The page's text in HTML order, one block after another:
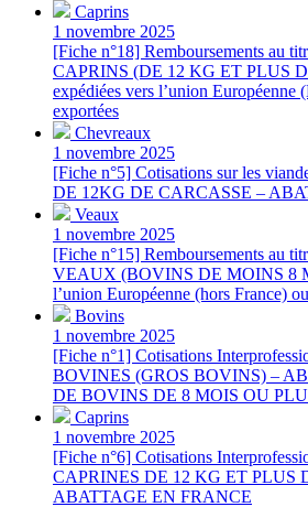
Caprins
1 novembre 2025
[Fiche n°18] Remboursements au
CAPRINS (DE 12 KG ET PLUS
expédiées vers l’union Européenne
exportées
Chevreaux
1 novembre 2025
[Fiche n°5] Cotisations sur les
DE 12KG DE CARCASSE –
Veaux
1 novembre 2025
[Fiche n°15] Remboursements au
VEAUX (BOVINS DE MOINS 8
l’union Européenne (hors France)
Bovins
1 novembre 2025
[Fiche n°1] Cotisations
BOVINES (GROS BOVINS) –
DE BOVINS DE 8 MOIS OU
Caprins
1 novembre 2025
[Fiche n°6] Cotisations
CAPRINES DE 12 KG ET PLUS
ABATTAGE EN FRANCE